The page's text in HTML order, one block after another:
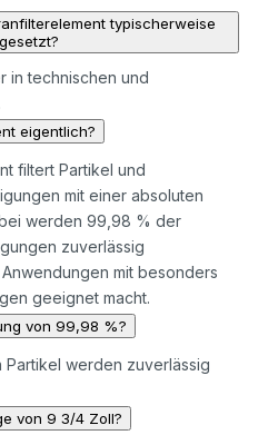
typischerweise
in technischen und
eigentlich?
filtert Partikel und
mit einer absoluten
werden 99,98 % der
zuverlässig
mit besonders
geeignet macht.
von 99,98 %?
werden zuverlässig
von 9 3/4 Zoll?